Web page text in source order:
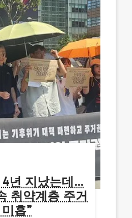
년 지났는데…
취약계층 주거
흡”